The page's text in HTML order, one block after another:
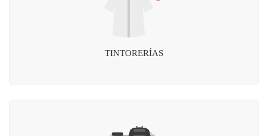
TINTORERÍAS